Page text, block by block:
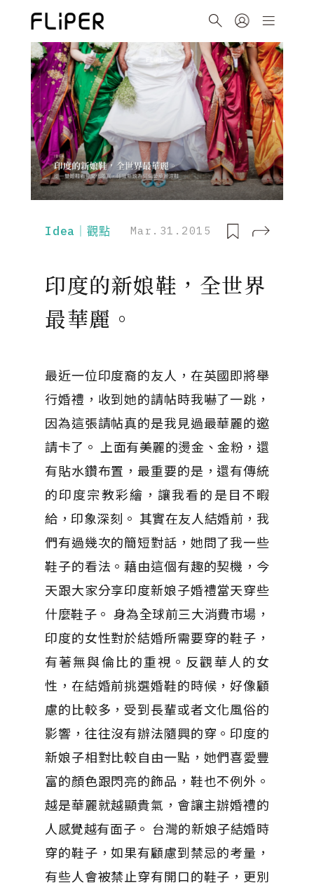
Idea｜觀點 Mar.31.2015
印度的新娘鞋，全世界
最華麗。
最近一位印度裔的友人，在英國即將舉
行婚禮，收到她的請帖時我嚇了一跳，
因為這張請帖真的是我見過最華麗的邀
請卡了。 上面有美麗的燙金、金粉，還
有貼水鑽布置，最重要的是，還有傳統
的印度宗教彩繪，讓我看的是目不暇
給，印象深刻。 其實在友人結婚前，我
們有過幾次的簡短對話，她問了我一些
鞋子的看法。藉由這個有趣的契機，今
天跟大家分享印度新娘子婚禮當天穿些
什麼鞋子。 身為全球前三大消費市場，
印度的女性對於結婚所需要穿的鞋子，
有著無與倫比的重視。反觀華人的女
性，在結婚前挑選婚鞋的時候，好像顧
慮的比較多，受到長輩或者文化風俗的
影響，往往沒有辦法隨興的穿。印度的
新娘子相對比較自由一點，她們喜愛豐
富的顏色跟閃亮的飾品，鞋也不例外。
越是華麗就越顯貴氣，會讓主辦婚禮的
人感覺越有面子。 台灣的新娘子結婚時
穿的鞋子，如果有顧慮到禁忌的考量，
有些人會被禁止穿有開口的鞋子，更別